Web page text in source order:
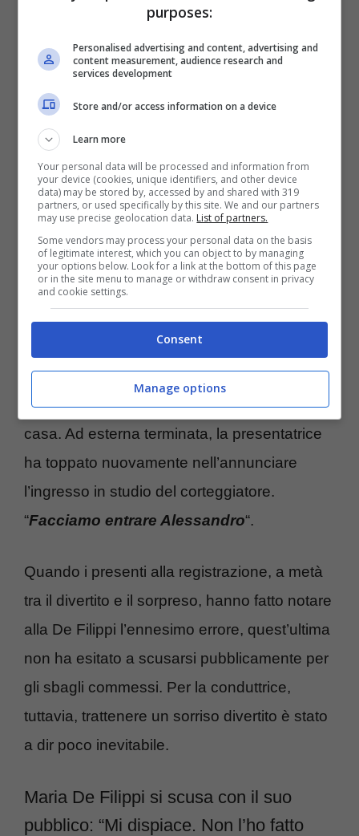
La gaffe in questione è andata in onda
proprio durante l’appuntamento di giovedì 7
trasmettere l’esterna tra Ida e il corteggiatore
Mario, l’ha introdotta con queste parole:
Vediamo l’esterna che Ida ha fatto con
Alessandro“. Peccato, però, che Alessandro
fosse proprio l’ex della Platano, tornato in
studio perrimettersi in gioco con la Di
Padua.
Nel proseguo della puntata, le cose non
sono affatto migliorate per la padrona di
casa. Ad esterna terminata, la presentatrice
ha toppato nuovamente nell’annunciare
l’ingresso in studio del corteggiatore.
“Facciamo entrare Alessandro“.
Quando i presenti alla registrazione, a metà
tra il divertito e il sorpreso, hanno fatto notare
alla De Filippi l’ennesimo errore, quest’ultima
non ha esitato a scusarsi pubblicamente per
gli sbagli commessi. Per la conduttrice,
tuttavia, trattenere un sorriso divertito è stato
a dir poco inevitabile.
Maria De Filippi si scusa con il suo
pubblico: “Mi dispiace. Non l’ho fatto
purposes:
Personalised advertising and content, advertising and
content measurement, audience research and
services development
Store and/or access information on a device
Learn more
Your personal data will be processed and information from
your device (cookies, unique identifiers, and other device
data) may be stored by, accessed by and shared with 319
partners, or used specifically by this site. We and our partners
may use precise geolocation data. List of partners.
Some vendors may process your personal data on the basis
of legitimate interest, which you can object to by managing
your options below. Look for a link at the bottom of this page
or in the site menu to manage or withdraw consent in privacy
and cookie settings.
Consent
Manage options